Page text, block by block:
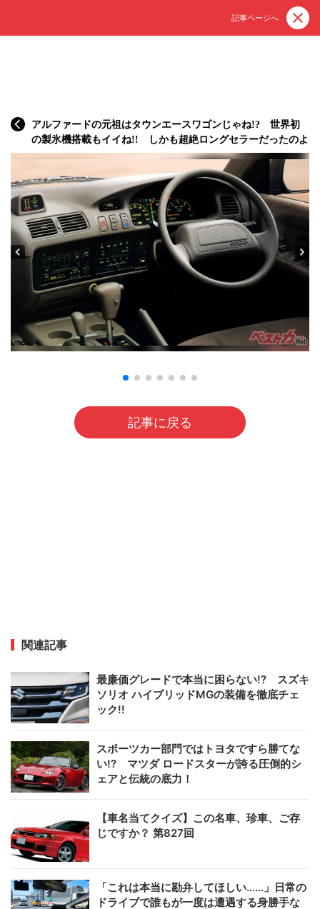
記事ページへ
アルファードの元祖はタウンエースワゴンじゃね!? 世界初
の製氷機搭載もイイね!! しかも超絶ロングセラーだったのよ
記事に戻る
関連記事
最廉価グレードで本当に困らない!? スズキ
ソリオ ハイブリッドMGの装備を徹底チェ
ック!!
スポーツカー部門ではトヨタですら勝てな
い!? マツダ ロードスターが誇る圧倒的シ
ェアと伝統の底力！
【車名当てクイズ】この名車、珍車、ご存
じですか？ 第827回
「これは本当に勘弁してほしい……」日常の
ドライブで誰もが一度は遭遇する身勝手な